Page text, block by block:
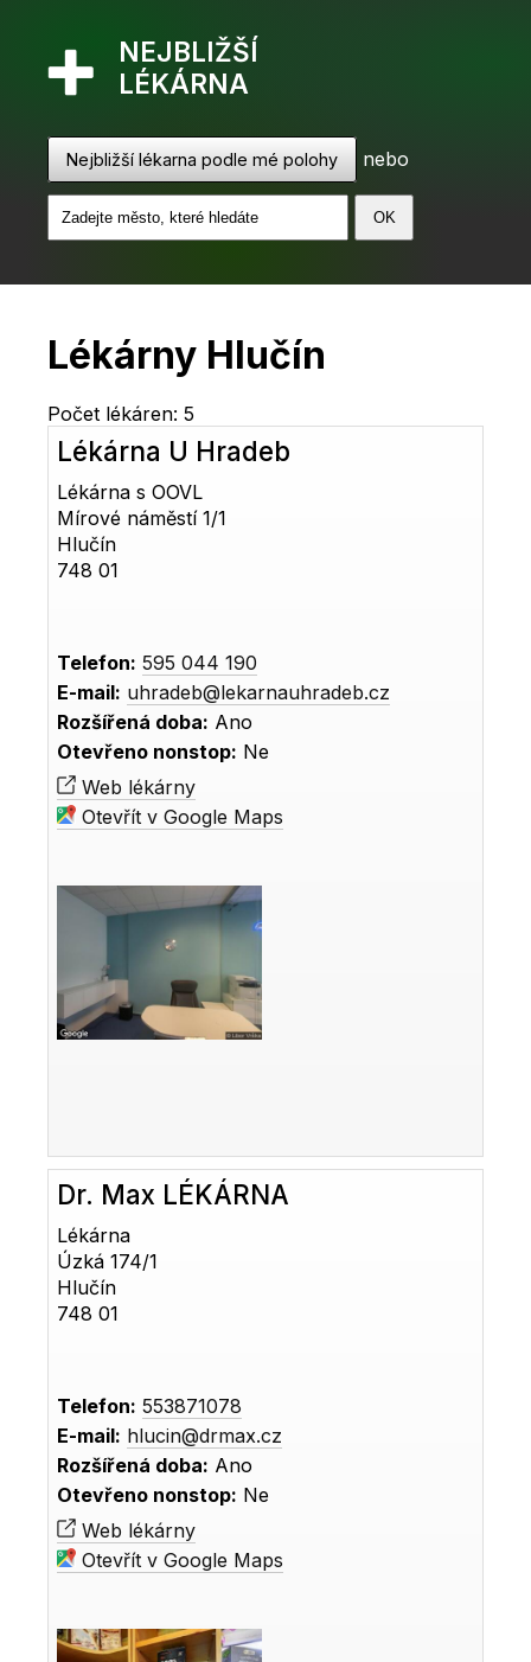
NEJBLIŽŠÍ
LÉKÁRNA
Nejbližší lékarna podle mé polohy nebo
Lékárny Hlučín
Počet lékáren: 5
Lékárna U Hradeb
Lékárna s OOVL
Mírové náměstí 1/1
Hlučín
748 01
Telefon: 595 044 190
E-mail: uhradeb@lekarnauhradeb.cz
Rozšířená doba: Ano
Otevřeno nonstop: Ne
Web lékárny
Otevřít v Google Maps
Dr. Max LÉKÁRNA
Lékárna
Úzká 174/1
Hlučín
748 01
Telefon: 553871078
E-mail: hlucin@drmax.cz
Rozšířená doba: Ano
Otevřeno nonstop: Ne
Web lékárny
Otevřít v Google Maps